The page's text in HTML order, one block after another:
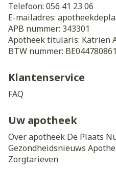
Telefoon: 056 41 23 06
E-mailadres:
APB nummer: 343301
Apotheek titularis: Katrien
BTW nummer:
Klantenservice
FAQ
Uw apotheek
Over apotheek De Plaats
Gezondheidsnieuws
Zorgtarieven